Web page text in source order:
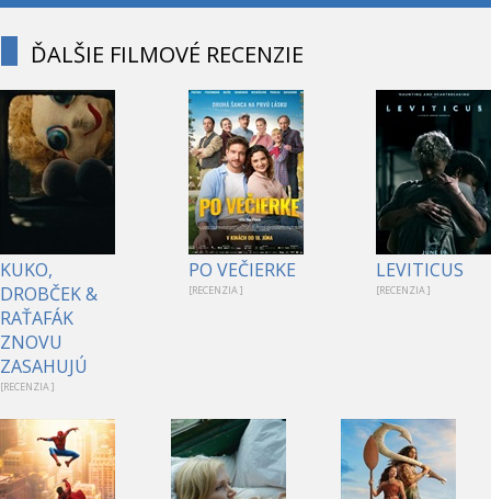
ĎALŠIE FILMOVÉ RECENZIE
KUKO,
DROBČEK &
RAŤAFÁK
ZNOVU
ZASAHUJÚ
[RECENZIA ]
PO VEČIERKE
[RECENZIA ]
LEVITICUS
[RECENZIA ]